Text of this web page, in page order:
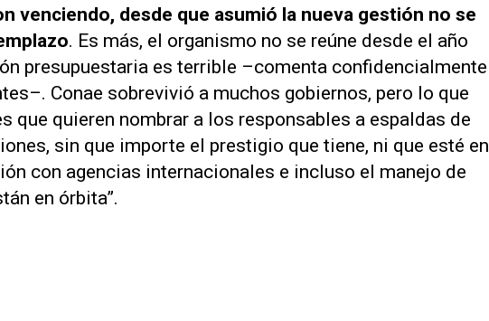
venciendo, desde que asumió la nueva gestión no se
. Es más, el organismo no se reúne desde el año
presupuestaria es terrible –comenta confidencialmente
Conae sobrevivió a muchos gobiernos, pero lo que
que quieren nombrar a los responsables a espaldas de
sin que importe el prestigio que tiene, ni que esté en
con agencias internacionales e incluso el manejo de
en órbita”.